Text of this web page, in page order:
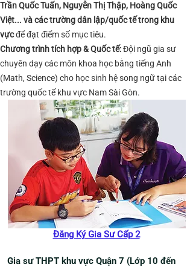
Trần Quốc Tuấn, Nguyễn Thị Thập, Hoàng Quốc
Việt... và các trường dân lập/quốc tế trong khu
vựcđể đạt điểm số mục tiêu.
Chương trình tích hợp & Quốc tế:Đội ngũ gia sư
chuyên dạy các môn khoa học bằng tiếng Anh
(Math, Science) cho học sinh hệ song ngữ tại các
trường quốc tế khu vực Nam Sài Gòn.
Đăng Ký Gia Sư Cấp 2
Gia sư THPT khu vực Quận 7 (Lớp 10 đến